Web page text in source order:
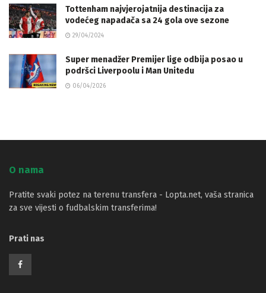
Tottenham najvjerojatnija destinacija za
vodećeg napadača sa 24 gola ove sezone
29/04/2024
Super menadžer Premijer lige odbija posao u
podršci Liverpoolu i Man Unitedu
06/04/2026
O nama
Pratite svaki potez na terenu transfera - Lopta.net, vaša stranica
za sve vijesti o fudbalskim transferima!
Prati nas